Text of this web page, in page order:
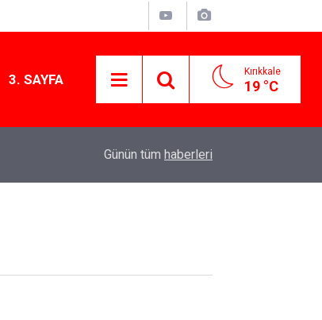
3. SAYFA Kırıkkale
19 °C
Sulakyurt Yeşilyazı Köyü'nde mezarlık yangını
Günün tüm haberleri